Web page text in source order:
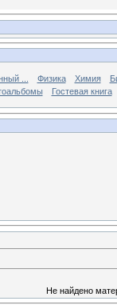
... Физика Химия
Гостевая книга
Не найдено